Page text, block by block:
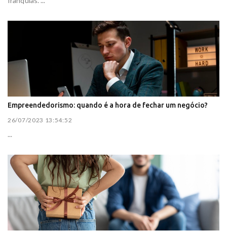
Empreendedorismo: quando é a hora de fechar um negócio?
26/07/2023 13:54:52
...